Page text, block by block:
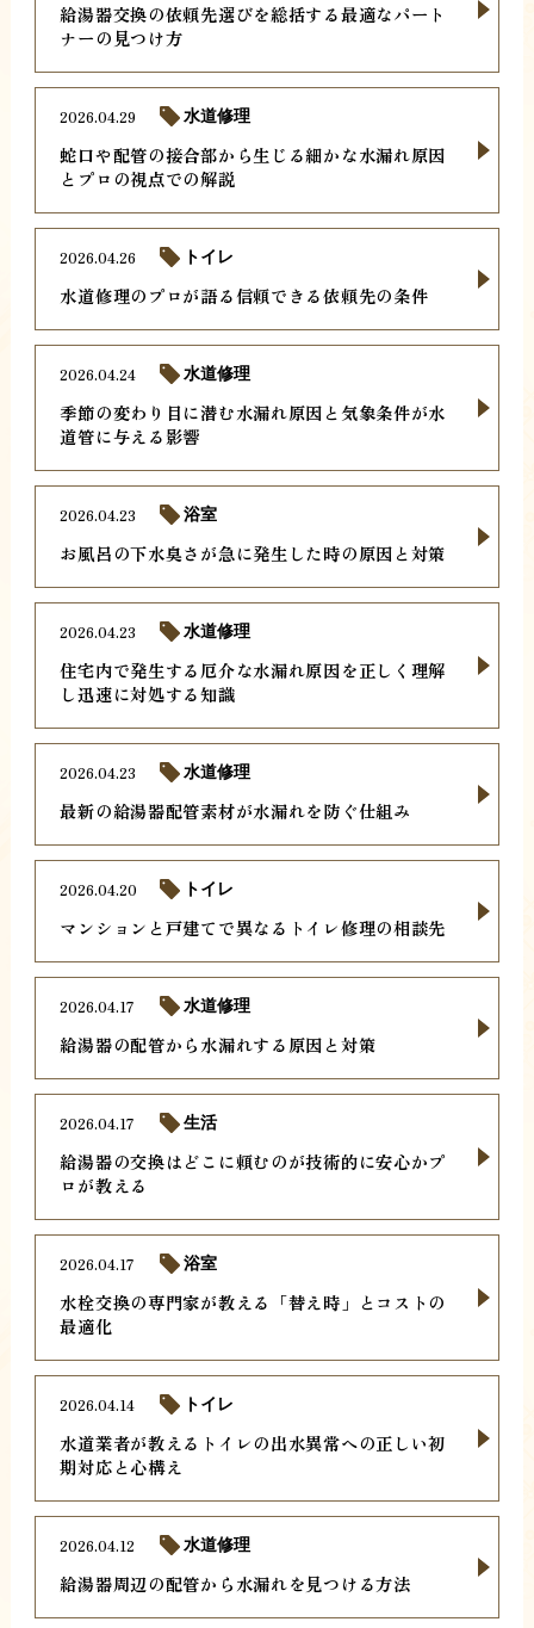
給湯器交換の依頼先選びを総括する最適なパート
ナーの見つけ方
蛇口や配管の接合部から生じる細かな水漏れ原因
とプロの視点での解説
2026.04.29 水道修理
水道修理のプロが語る信頼できる依頼先の条件
2026.04.26 トイレ
季節の変わり目に潜む水漏れ原因と気象条件が水
道管に与える影響
2026.04.24 水道修理
お風呂の下水臭さが急に発生した時の原因と対策
2026.04.23 浴室
住宅内で発生する厄介な水漏れ原因を正しく理解
し迅速に対処する知識
2026.04.23 水道修理
最新の給湯器配管素材が水漏れを防ぐ仕組み
2026.04.23 水道修理
マンションと戸建てで異なるトイレ修理の相談先
2026.04.20 トイレ
給湯器の配管から水漏れする原因と対策
2026.04.17 水道修理
給湯器の交換はどこに頼むのが技術的に安心かプ
ロが教える
2026.04.17 生活
水栓交換の専門家が教える「替え時」とコストの
最適化
2026.04.17 浴室
水道業者が教えるトイレの出水異常への正しい初
期対応と心構え
2026.04.14 トイレ
給湯器周辺の配管から水漏れを見つける方法
2026.04.12 水道修理